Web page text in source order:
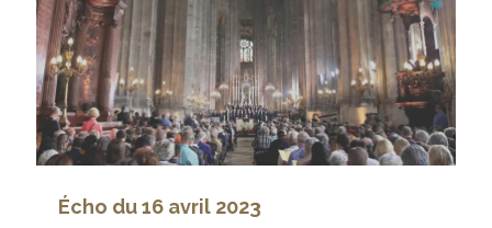
Écho du 16 avril 2023